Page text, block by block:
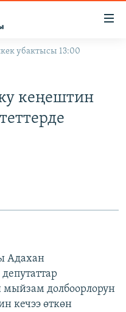
убактысы 13:00
кеңештин
Адахан
мыйзам долбоорлорун
кечээ өткөн